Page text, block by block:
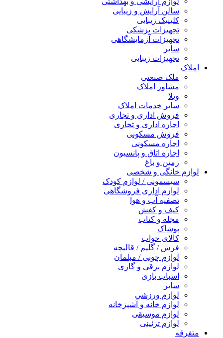
سالن آرایش و زیبایی
کلینیک زیبایی
تجهیزات پزشکی
تجهیزات آزمایشگاهی
سایر
تجهیزات زیبایی
املاک
ملک صنعتی
مشاور املاک
ویلا
سایر خدمات املاک
فروش اداری و تجاری
اجاره اداری و تجاری
فروش مسکونی
اجاره مسکونی
اجاره اتاق و پانسیون
زمین و باغ
لوازم خانگی و شخصی
سیسمونی / لوازم کودک
لوازم اداری فروشگاهی
تصفیه آب و هوا
کیف و کفش
مجله و کتاب
پوشاک
کالای خواب
فرش / گلیم / قالیچه
لوازم چوبی / مبلمان
لوازم برقی و گازی
اسباب بازی
سایر
لوازم ورزشی
لوازم خانه و آشپزخانه
لوازم موسیقی
لوازم تزئینی
متفرقه